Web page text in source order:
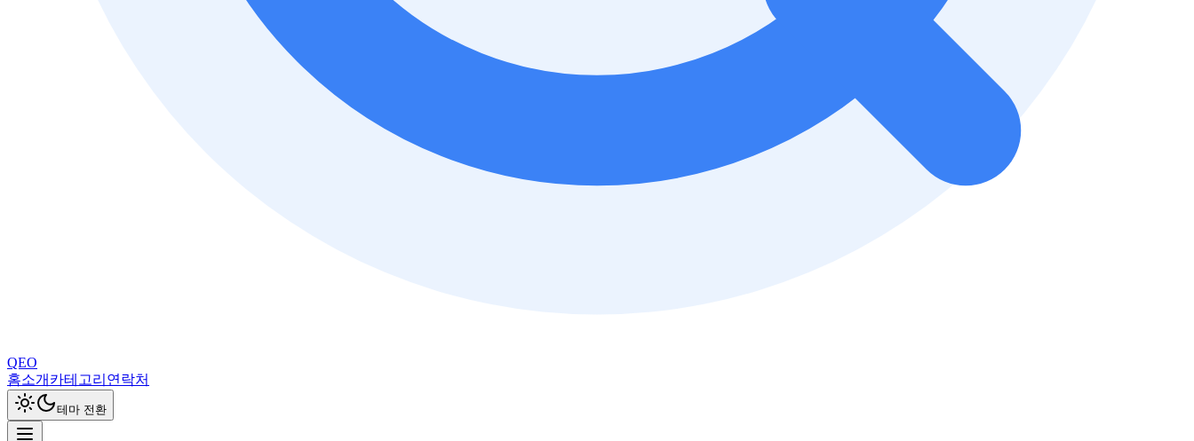
QEO
홈소개 카테고리 연락처
테마 전환